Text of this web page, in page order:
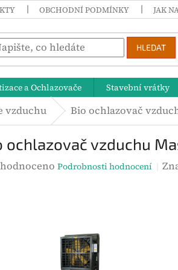
OBCHODNÍ PODMÍNKY JAK
HLEDAT
a Ochlazovače Stavební vrátky
vzduchu Bio ochlazovač
ochlazovač vzduchu
Podrobnosti hodnocení